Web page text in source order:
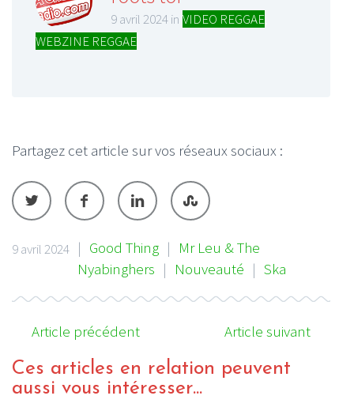
9 avril 2024 in VIDEO REGGAE
WEBZINE REGGAE
Partagez cet article sur vos réseaux sociaux :
9 avril 2024 | Good Thing | Mr Leu & The
Nyabinghers | Nouveauté | Ska
Article précédent Article suivant
Ces articles en relation peuvent
aussi vous intéresser...